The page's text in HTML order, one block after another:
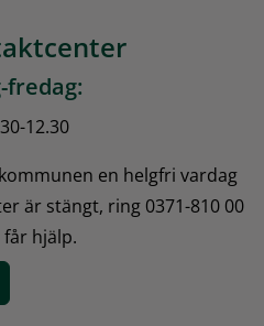
fredag:
12.30
en helgfri vardag
är stängt, ring 0371-810 00
hjälp.